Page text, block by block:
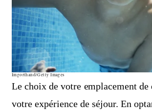
Imgorthand/Getty Images
Le choix de votre emplacement
votre expérience de séjour. En